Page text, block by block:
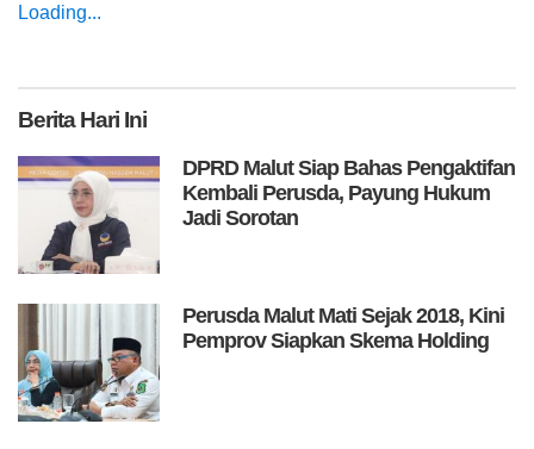
Loading...
BeritaHari Ini
DPRD Malut Siap Bahas Pengaktifan
Kembali Perusda, Payung Hukum
Jadi Sorotan
Perusda Malut Mati Sejak 2018, Kini
Pemprov Siapkan Skema Holding